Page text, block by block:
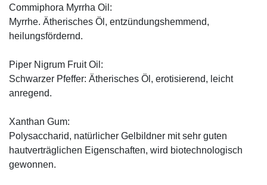
Commiphora Myrrha Oil:
Myrrhe. Ätherisches Öl, entzündungshemmend,
heilungsfördernd.
Piper Nigrum Fruit Oil:
Schwarzer Pfeffer: Ätherisches Öl, erotisierend, leicht
anregend.
Xanthan Gum:
Polysaccharid, natürlicher Gelbildner mit sehr guten
hautverträglichen Eigenschaften, wird biotechnologisch
gewonnen.